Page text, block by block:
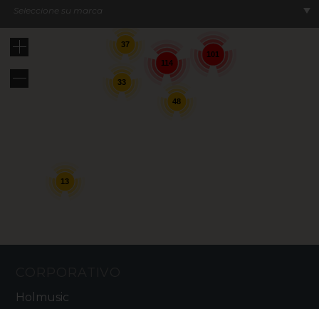
Seleccione su marca
114
101
13
33
37
48
Holmusic